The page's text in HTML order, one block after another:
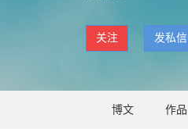
关注 发私信
博文 作品